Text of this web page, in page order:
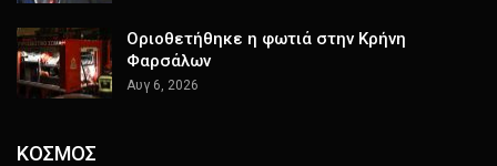
Οριοθετήθηκε η φωτιά στην Κρήνη
Φαρσάλων
Αυγ 6, 2026
ΚΟΣΜΟΣ